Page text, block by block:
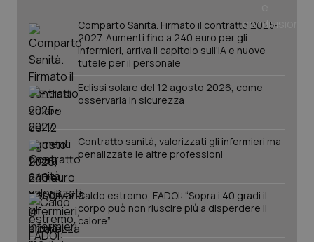
Comparto Sanità. Firmato il contratto 2025-
2027. Aumenti fino a 240 euro per gli
infermieri, arriva il capitolo sull'IA e nuove
tutele per il personale
Eclissi solare del 12 agosto 2026, come
osservarla in sicurezza
Contratto sanità, valorizzati gli infermieri ma
penalizzate le altre professioni
Caldo estremo, FADOI: “Sopra i 40 gradi il
corpo può non riuscire più a disperdere il
calore”
tracking-sites-ironfish-
session-id
_ga
Google LLC